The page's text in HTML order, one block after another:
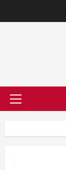
सामग्री
प्राथमिक